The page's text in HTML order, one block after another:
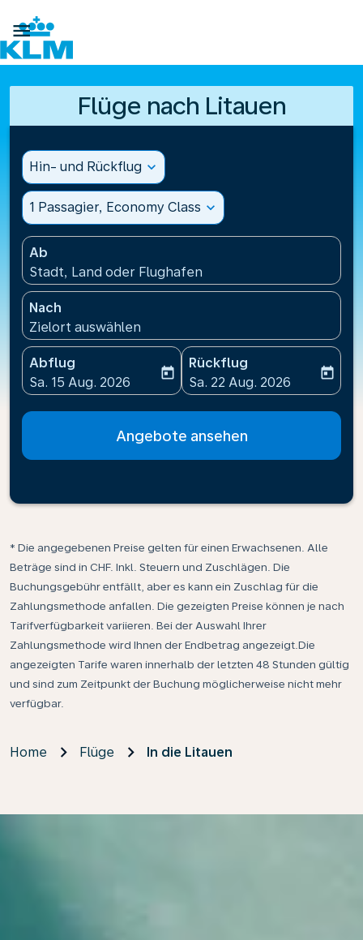

Flüge nach Litauen
Hin- und Rückflug expand_more
1 Passagier, Economy Class expand_more
Ab
Stadt, Land oder Flughafen
Nach
Zielort auswählen
Abflug
fc-booking-departure-date-aria-label
Sa. 15 Aug. 2026
today
Rückflug
fc-booking-return-date-
Sa. 22 Aug. 2026
today
Angebote ansehen
* Die angegebenen Preise gelten für einen Erwachsenen. Alle
Beträge sind in CHF. Inkl. Steuern und Zuschlägen. Die
Buchungsgebühr entfällt, aber es kann ein Zuschlag für die
Zahlungsmethode anfallen. Die gezeigten Preise können je nach
Tarifverfügbarkeit variieren. Bei der Auswahl Ihrer
Zahlungsmethode wird Ihnen der Endbetrag angezeigt.Die
angezeigten Tarife waren innerhalb der letzten 48 Stunden gültig
und sind zum Zeitpunkt der Buchung möglicherweise nicht mehr
verfügbar.
Home Flüge In die Litauen